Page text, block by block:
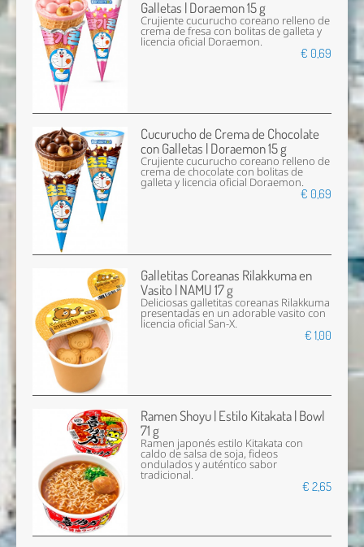
Galletas | Doraemon 15 g
Crujiente cucurucho coreano relleno de
crema de fresa con bolitas de galleta y
licencia oficial Doraemon.
€ 0,69
Cucurucho de Crema de Chocolate
con Galletas | Doraemon 15 g
Crujiente cucurucho coreano relleno de
crema de chocolate con bolitas de
galleta y licencia oficial Doraemon.
€ 0,69
Galletitas Coreanas Rilakkuma en
Vasito | NAMU 17 g
Deliciosas galletitas coreanas Rilakkuma
presentadas en un adorable vasito con
licencia oficial San-X.
€ 1,00
Ramen Shoyu | Estilo Kitakata | Bowl
71 g
Ramen japonés estilo Kitakata con
caldo de salsa de soja, fideos
ondulados y auténtico sabor
tradicional.
€ 2,65